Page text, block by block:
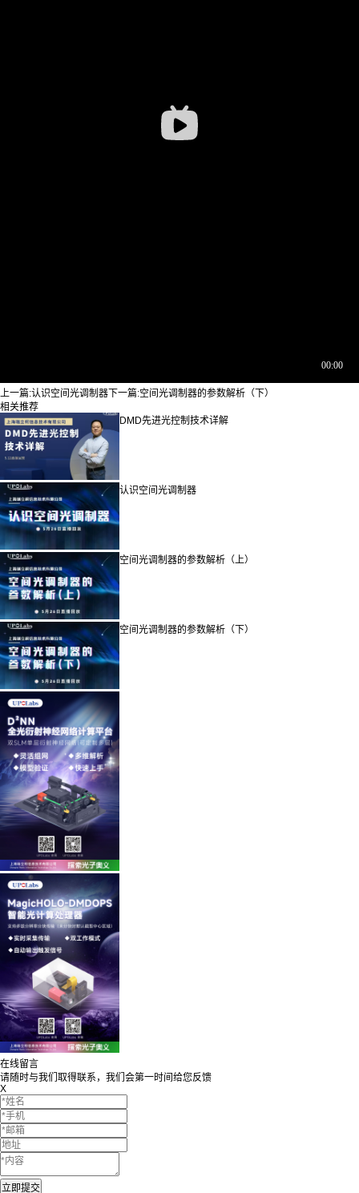
上一篇:认识空间光调制器下一篇:空间光调制器的参数解析（下）
相关推荐
DMD先进光控制技术详解
认识空间光调制器
空间光调制器的参数解析（上）
空间光调制器的参数解析（下）
在线留言
请随时与我们取得联系，我们会第一时间给您反馈
X